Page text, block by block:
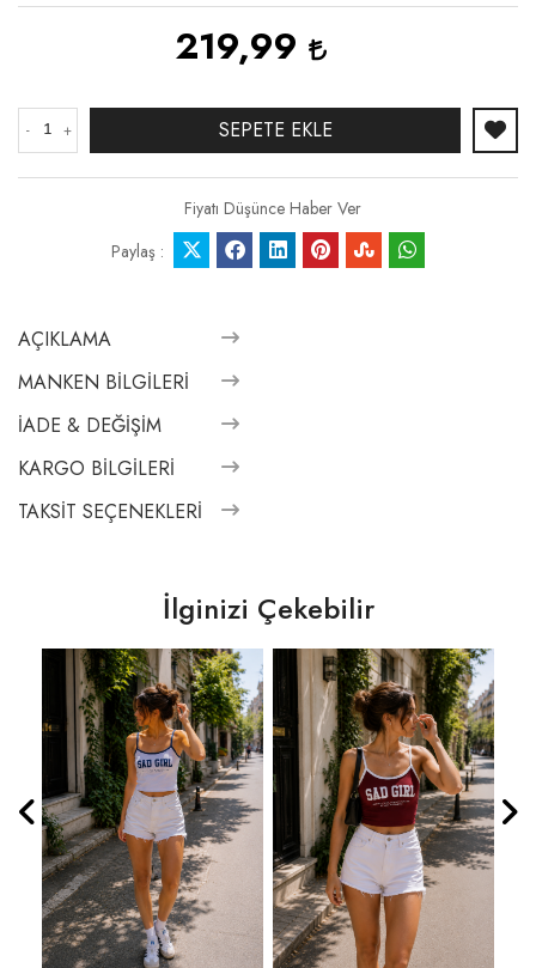
219,99
- + SEPETE EKLE
Fiyatı Düşünce Haber Ver
Paylaş :
AÇIKLAMA
MANKEN BILGILERI
İADE & DEĞIŞIM
KARGO BILGILERI
TAKSIT SEÇENEKLERI
İlginizi Çekebilir